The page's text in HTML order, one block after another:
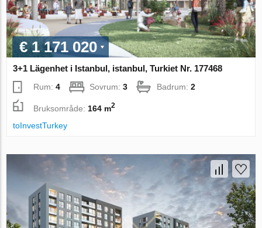
€ 1 171 020
3+1 Lägenhet i Istanbul, istanbul, Turkiet Nr. 177468
Rum:4 Sovrum:3 Badrum:2
Bruksområde: 164 m2
toInvestTurkey